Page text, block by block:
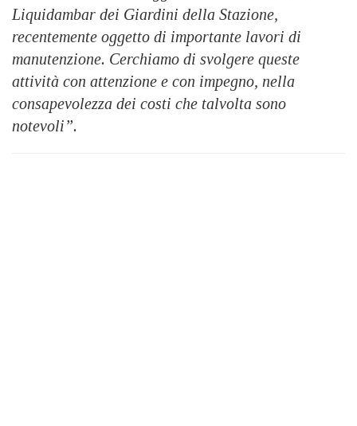
Liquidambar dei Giardini della Stazione,
recentemente oggetto di importante lavori di
manutenzione. Cerchiamo di svolgere queste
attività con attenzione e con impegno, nella
consapevolezza dei costi che talvolta sono
notevoli”.